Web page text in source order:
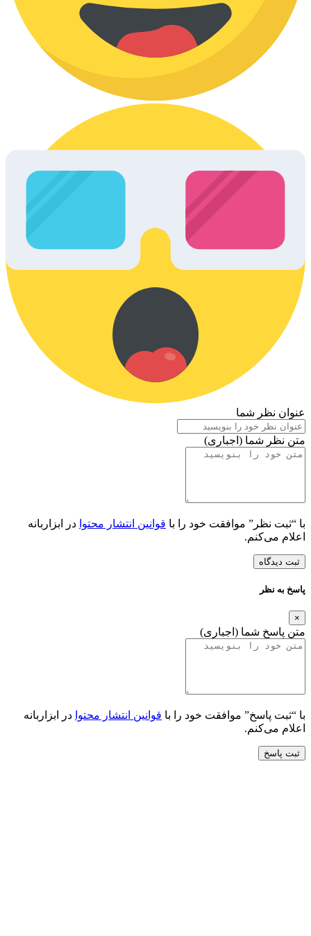
عنوان نظر شما
متن نظر شما (اجباری)
با “ثبت نظر” موافقت خود را با قوانین انتشار محتوا در ابزاربانه
اعلام می‌کنم.
ثبت دیدگاه
پاسخ به نظر
×
متن پاسخ شما (اجباری)
با “ثبت پاسخ” موافقت خود را با قوانین انتشار محتوا در ابزاربانه
اعلام می‌کنم.
ثبت پاسخ